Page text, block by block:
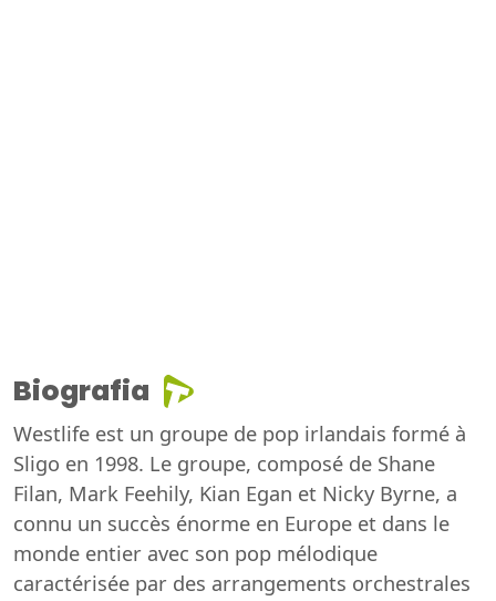
Biografia
Westlife est un groupe de pop irlandais formé à
Sligo en 1998. Le groupe, composé de Shane
Filan, Mark Feehily, Kian Egan et Nicky Byrne, a
connu un succès énorme en Europe et dans le
monde entier avec son pop mélodique
caractérisée par des arrangements orchestrales